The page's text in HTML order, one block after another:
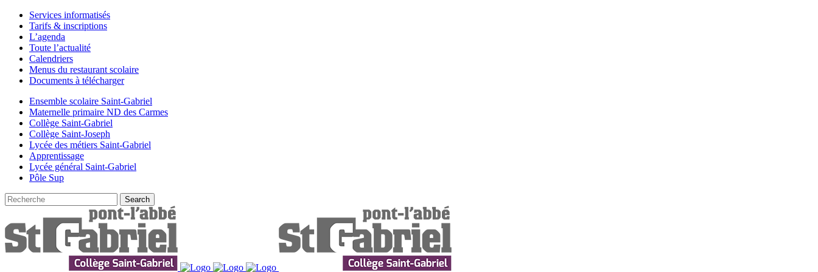
Services informatisés
Tarifs & inscriptions
L’agenda
Toute l’actualité
Calendriers
Menus du restaurant scolaire
Documents à télécharger
Ensemble scolaire Saint-Gabriel
Maternelle primaire ND des Carmes
Collège Saint-Gabriel
Collège Saint-Joseph
Lycée des métiers Saint-Gabriel
Apprentissage
Lycée général Saint-Gabriel
Pôle Sup